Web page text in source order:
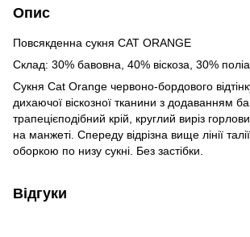
Опис
Повсякденна сукня CAT ORANGE
Склад: 30% бавовна, 40% віскоза, 30%
Сукня Cat Orange червоно-бордового
дихаючої віскозної тканини з додаванням
трапецієподібний крій, круглий виріз
на манжеті. Спереду відрізна вище лінії
оборкою по низу сукні. Без застібки.
Відгуки